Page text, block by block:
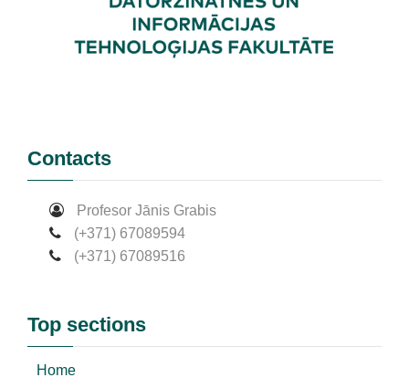
Contacts
Profesor Jānis Grabis
(+371) 67089594
(+371) 67089516
Top sections
Home